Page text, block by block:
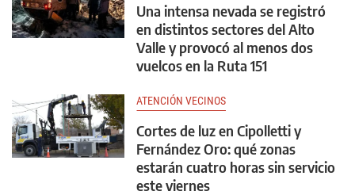
Una intensa nevada se registró
en distintos sectores del Alto
Valle y provocó al menos dos
vuelcos en la Ruta 151
ATENCIÓN VECINOS
Cortes de luz en Cipolletti y
Fernández Oro: qué zonas
estarán cuatro horas sin servicio
este viernes